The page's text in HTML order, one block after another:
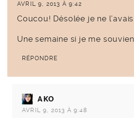
AVRIL 9, 2013 À 9:42
Coucou! Désolée je ne
Une semaine si je me
RÉPONDRE
AKO
AVRIL 9, 2013 À 9:48